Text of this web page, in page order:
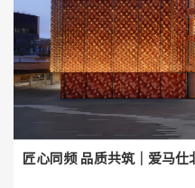
匠心同频 品质共筑｜爱马